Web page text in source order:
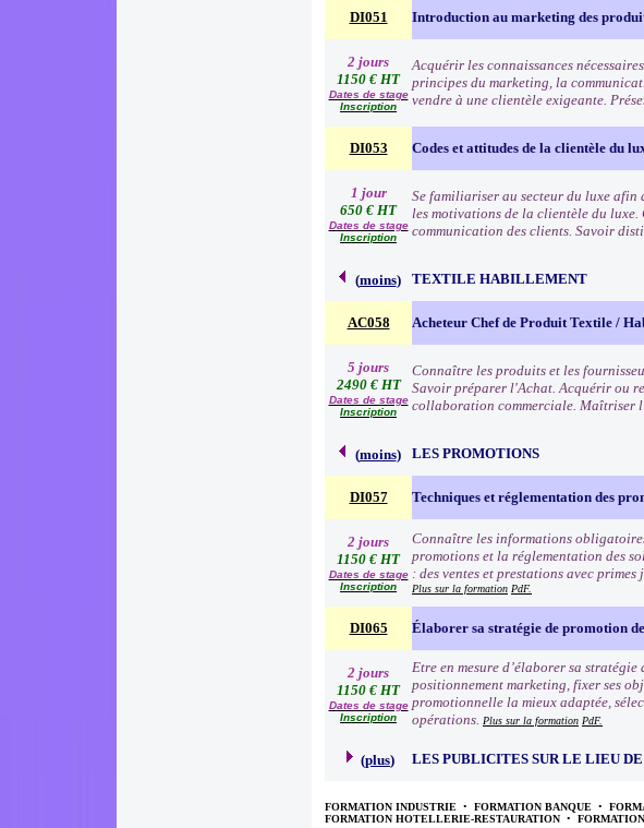
DI051 Introduction au marketing des
2 jours
1150 € HT
Dates de stage
Inscription
Acquérir les connaissances
principes du marketing, la
vendre à une clientèle exigeante.
DI053 Codes et attitudes de la clientèle du
1 jour
650 € HT
Dates de stage
Inscription
Se familiariser au secteur du luxe afin
les motivations de la clientèle du luxe.
communication des clients. Savoir
(moins) TEXTILE HABILLEMENT
AC058 Acheteur Chef de Produit Textile /
5 jours
2490 € HT
Dates de stage
Inscription
Connaître les produits et les
Savoir préparer l'Achat. Acquérir ou
collaboration commerciale. Maîtriser
(moins) LES PROMOTIONS
DI057 Techniques et réglementation des
2 jours
1150 € HT
Dates de stage
Inscription
Connaître les informations
promotions et la réglementation des
: des ventes et prestations avec
Plus sur la formation PdF.
DI065 Élaborer sa stratégie de promotion
2 jours
1150 € HT
Dates de stage
Inscription
Etre en mesure d’élaborer sa
positionnement marketing, fixer ses
promotionnelle la mieux adaptée,
opérations. Plus sur la formation PdF.
(plus) LES PUBLICITES SUR LE LIEU
FORMATION INDUSTRIE • FORMATION BANQUE •
FORMATION HOTELLERIE-RESTAURATION •